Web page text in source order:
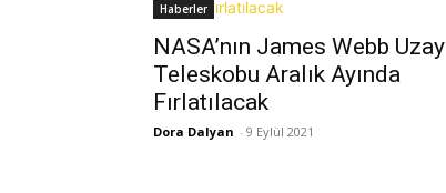
Haberler
NASA’nın James Webb Uzay
Teleskobu Aralık Ayında
Fırlatılacak
Dora Dalyan - 9 Eylül 2021